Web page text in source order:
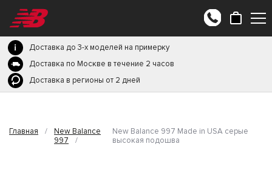
Доставка до 3-х моделей на примерку
Доставка по Москве в течение 2 часов
Доставка в регионы от 2 дней
Главная /
New Balance
997
/
New Balance 997 Made in USA серые
высокая подошва